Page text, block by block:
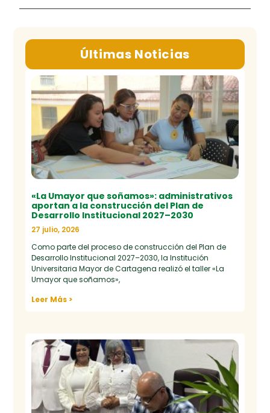
Últimas Noticias
«La Umayor que soñamos»: administrativos
aportan a la construcción del Plan de
Desarrollo Institucional 2027–2030
27 julio, 2026
Como parte del proceso de construcción del Plan de
Desarrollo Institucional 2027–2030, la Institución
Universitaria Mayor de Cartagena realizó el taller «La
Umayor que soñamos»,
Leer Más >